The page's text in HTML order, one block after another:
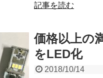
記事を読む
価格以上の
をLED化
2018/10/14